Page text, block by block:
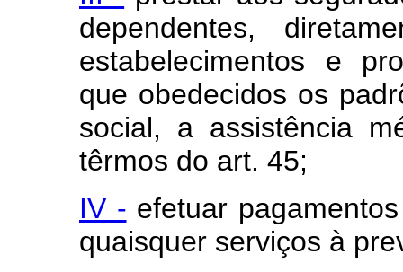
dependentes,
estabelecimentos e
que obedecidos os
social, a assistência
têrmos do art. 45;
IV - efetuar
quaisquer serviços à